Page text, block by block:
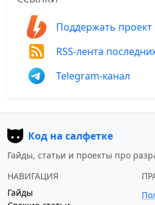
Поддержать проект
RSS-лента
Telegram-канал
Код на салфетке
Гайды, статьи и проекты про
НАВИГАЦИЯ
Гайды